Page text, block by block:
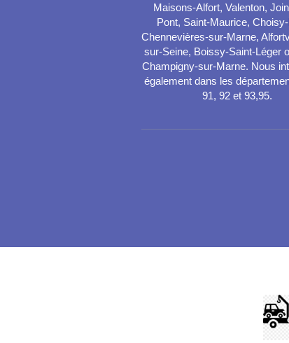
Maisons-Alfort, Valenton,
Pont, Saint-Maurice,
Chennevières-sur-Marne,
sur-Seine, Boissy-Saint-Léger
Champigny-sur-Marne. Nous
également dans les
91, 92 et 93,95.